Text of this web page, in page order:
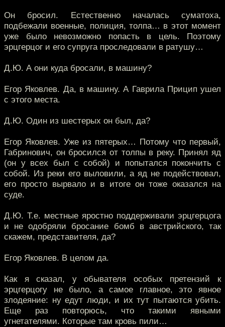
Он бросил. Естественно началась суматоха,
подбежали военные, полиция, толпа… в этот момент
уже было невозможно попасть в цель. Поэтому
эрцгерцог и его супруга проследовали в ратушу…
Д.Ю. А они куда бросали, в машину?
Егор Яковлев. Да, в машину. А Гаврила Прицип ушел
с этого места.
Д.Ю. Один из шестерых он был, да?
Егор Яковлев. Уже из пятерых… Потому что первый,
Габринович, он бросился от толпы в реку. Принял яд
(он у всех был с собой) и попытался покончить с
собой. Из реки его выловили, а яд не подействовал,
его просто вырвало и в итоге он тоже оказался на
суде.
Д.Ю. Т.е. местные яростно поддерживали эрцгерцога
и не одобряли бросание бомб в австрийского, так
скажем, представителя, да?
Егор Яковлев. В целом да.
Как я сказал, у обывателя особых претензий к
эрцгерцогу не было, а самое главное, это явное
злодеяние: ну едут люди, и их тут пытаются убить.
Еще раз повторюсь, что такими явными
угнетателями. Которые там кровь пили…